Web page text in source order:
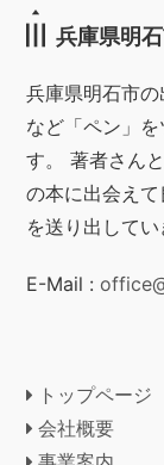
兵庫県明
兵庫県明石市
など「ペン」
す。 著者さん
の本に出会え
を送り出してい
E-Mail :
トップページ
会社概要